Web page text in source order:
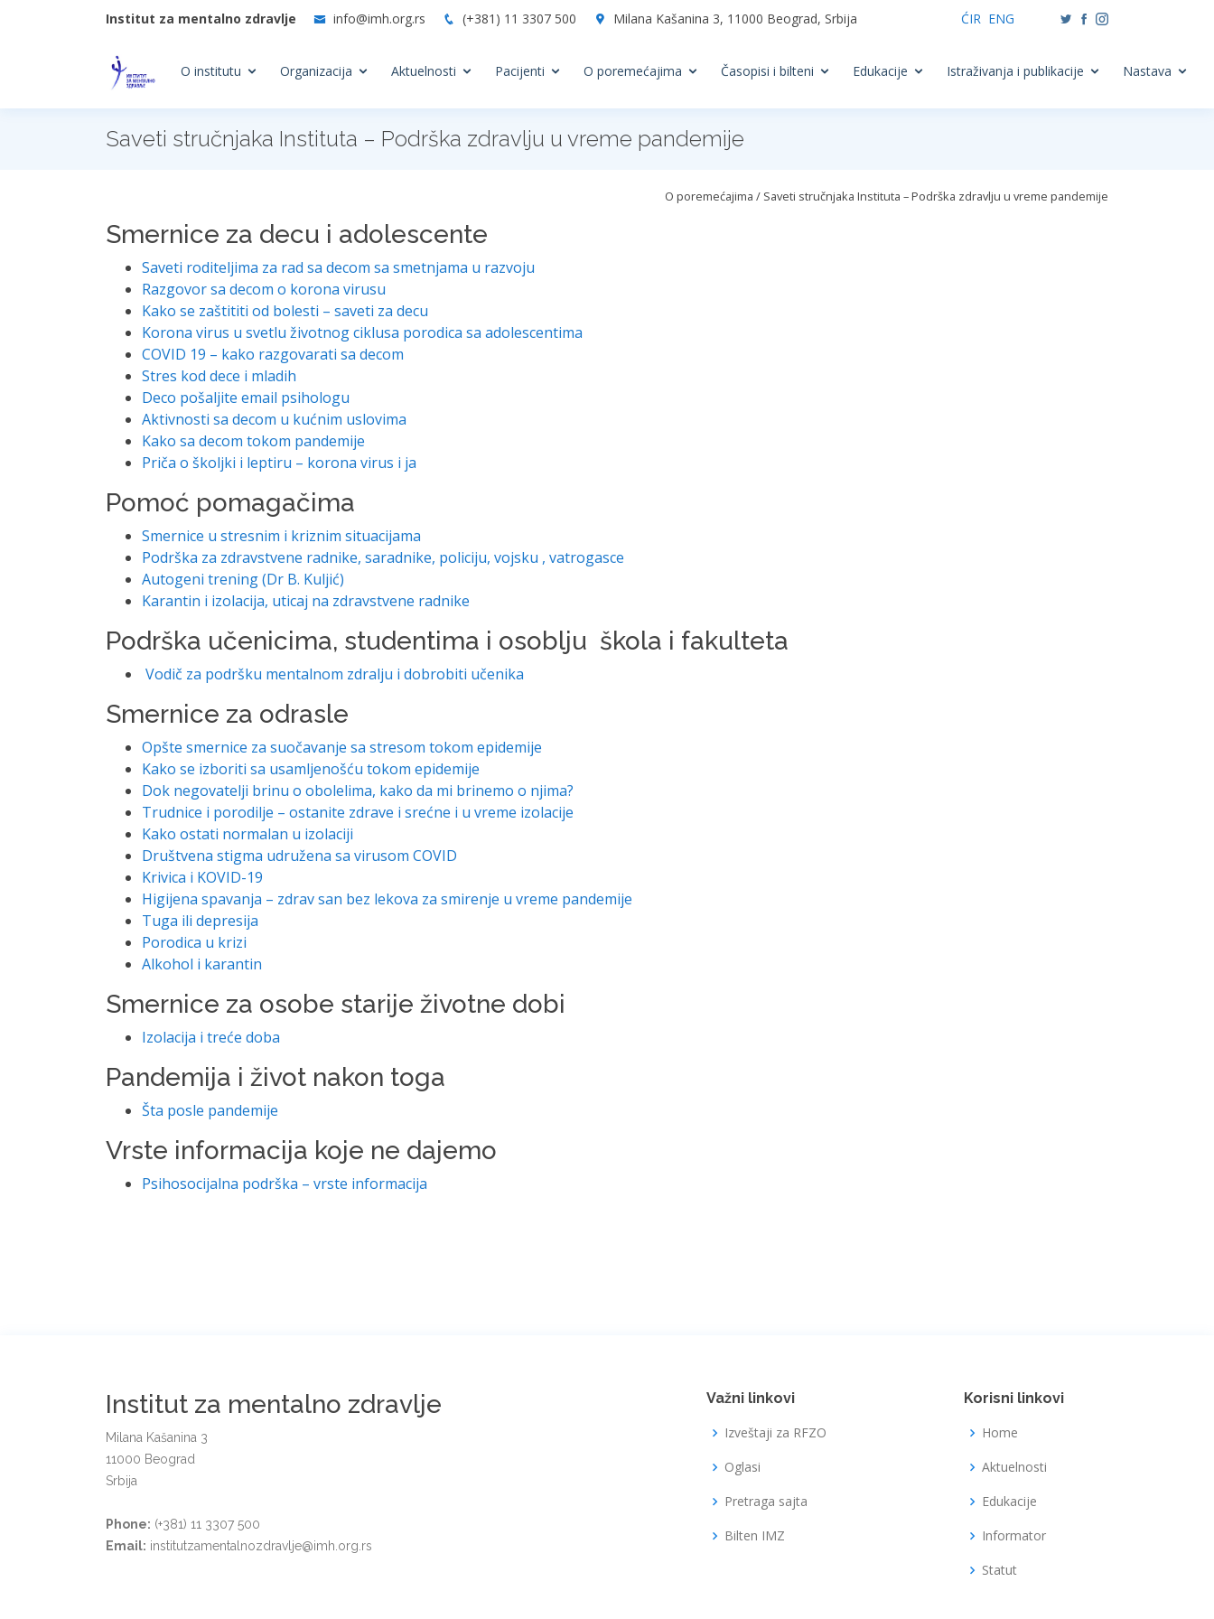
Institut za mentalno zdravlje info@imh.org.rs (+381) 11 3307 500 Milana Kašanina 3, 11000 Beograd, Srbija ĆIR ENG
O institutu Organizacija Aktuelnosti Pacijenti O poremećajima Časopisi i bilteni Edukacije Istraživanja i publikacije Nastava
Saveti stručnjaka Instituta – Podrška zdravlju u vreme pandemije
O poremećajima / Saveti stručnjaka Instituta – Podrška zdravlju u vreme pandemije
Smernice za decu i adolescente
Saveti roditeljima za rad sa decom sa smetnjama u razvoju
Razgovor sa decom o korona virusu
Kako se zaštititi od bolesti – saveti za decu
Korona virus u svetlu životnog ciklusa porodica sa adolescentima
COVID 19 – kako razgovarati sa decom
Stres kod dece i mladih
Deco pošaljite email psihologu
Aktivnosti sa decom u kućnim uslovima
Kako sa decom tokom pandemije
Priča o školjki i leptiru – korona virus i ja
Pomoć pomagačima
Smernice u stresnim i kriznim situacijama
Podrška za zdravstvene radnike, saradnike, policiju, vojsku , vatrogasce
Autogeni trening (Dr B. Kuljić)
Karantin i izolacija, uticaj na zdravstvene radnike
Podrška učenicima, studentima i osoblju škola i fakulteta
Vodič za podršku mentalnom zdralju i dobrobiti učenika
Smernice za odrasle
Opšte smernice za suočavanje sa stresom tokom epidemije
Kako se izboriti sa usamljenošću tokom epidemije
Dok negovatelji brinu o obolelima, kako da mi brinemo o njima?
Trudnice i porodilje – ostanite zdrave i srećne i u vreme izolacije
Kako ostati normalan u izolaciji
Društvena stigma udružena sa virusom COVID
Krivica i KOVID-19
Higijena spavanja – zdrav san bez lekova za smirenje u vreme pandemije
Tuga ili depresija
Porodica u krizi
Alkohol i karantin
Smernice za osobe starije životne dobi
Izolacija i treće doba
Pandemija i život nakon toga
Šta posle pandemije
Vrste informacija koje ne dajemo
Psihosocijalna podrška – vrste informacija
Institut za mentalno zdravlje
Milana Kašanina 3
11000 Beograd
Srbija
Phone: (+381) 11 3307 500
Email: institutzamentalnozdravlje@imh.org.rs
Važni linkovi
Izveštaji za RFZO
Oglasi
Pretraga sajta
Bilten IMZ
Korisni linkovi
Home
Aktuelnosti
Edukacije
Informator
Statut